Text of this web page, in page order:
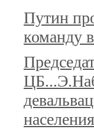
Путин
команду